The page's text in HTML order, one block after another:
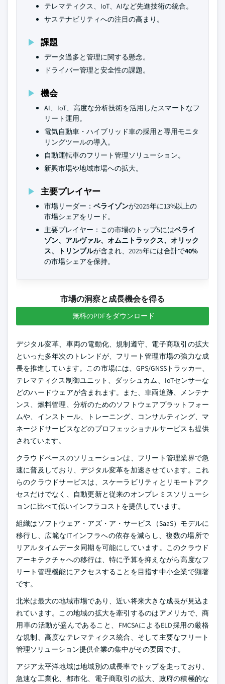
テレマティクス、IoT、AIなど先進技術の統合。
サステナビリティへの注目の高まり。
課題
データ過多と管理に関する懸念。
ドライバー管理と安全性の課題。
機会
AI、IoT、高度な分析技術を活用したスマートなフ
リート運用。
電気自動車・ハイブリッド車の採用と専用モニタ
リングツールの導入。
自動運転車のフリート管理ソリューション。
新興市場や地域市場への拡大。
主要プレイヤー
市場リーダー： ベライゾンが2025年に13%以上の
市場シェアをリード。
主要プレイヤー：この市場のトップ5にはベライ
ゾン、アルヴァル、オムニトラックス、オリック
ス、トリンブルが含まれ、2025年には合計で40%
の市場シェアを保持。
市場の洞察と成長機会を得る
無料のPDFをダウンロード
デジタル変革、車両の電動化、規制遵守、電子商取引の拡大
といった多年次のトレンドが、フリート管理市場の強力な成
長を推進しています。この市場には、GPS/GNSSトラッカー、
テレマティクス制御ユニット、ダッシュカム、IoTセンサーな
どのハードウェアが含まれます。また、車両追跡、メンテナ
ンス、燃料管理、分析のためのソフトウェアプラットフォー
ムや、インストール、トレーニング、コンサルティング、マ
ネージドサービスなどのプロフェッショナルサービスも提供
されています。
クラウドベースのソリューションは、フリート管理業界で急
速に普及しており、デジタル変革を加速させています。これ
らのクラウドサービスは、スケーラビリティとリモートアク
セスだけでなく、自動更新と従来のオンプレミスソリューシ
ョンに比べて低いインフラコストを提供しています。
組織はソフトウェア・アズ・ア・サービス（SaaS）モデルに
移行し、広範なITインフラへの依存を減らし、複数の場所で
リアルタイムデータ同期を可能にしています。このクラウド
アーキテクチャへの移行は、特に予算を抑えながら高度なフ
リート管理機能にアクセスすることを目指す中小企業で顕著
です。
北米は最大の地域市場であり、近い将来大きな成長が見込ま
れています。この地域の拡大を牽引するのはアメリカで、商
用車の活動が盛んであること、FMCSAによるELD採用の厳格
な規制、高度なテレマティクス統合、そして主要なフリート
管理ソリューション提供企業の集中がその要因です。
アジア太平洋地域は地域別の成長率でトップを走っており、
急速な工業化、都市化、電子商取引の拡大、政府の積極的な